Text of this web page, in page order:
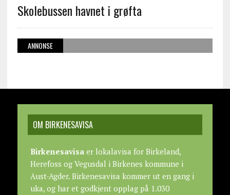
Skolebussen havnet i grøfta
ANNONSE
OM BIRKENESAVISA
Birkenesavisaer lokalavisa for Birkeland,
Herefoss og Vegusdal i Birkenes kommune i
Aust-Agder. Birkenesavisa kommer ut en gang i
uka, og har et godkjent opplag på 1.030